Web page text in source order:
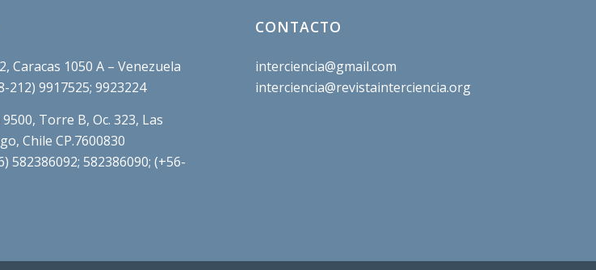
Caracas 1050 A – Venezuela
212) 9917525; 9923224
Torre B, Oc. 323, Las
Chile CP.7600830
582386092; 582386090; (+56-
CONTACTO
interciencia@gmail.com
interciencia@revistainterciencia.org